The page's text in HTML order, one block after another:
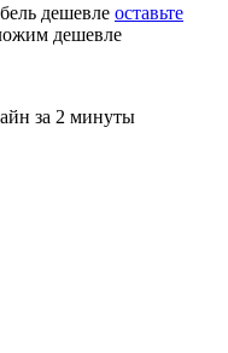
дешевле оставьте
дешевле
за 2 минуты